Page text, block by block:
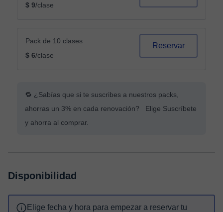
$ 9/clase
Pack de 10 clases
$ 6/clase
Reservar
🔁 ¿Sabías que si te suscribes a nuestros packs,
ahorras un 3% en cada renovación? Elige Suscríbete
y ahorra al comprar.
Disponibilidad
Elige fecha y hora para empezar a reservar tu